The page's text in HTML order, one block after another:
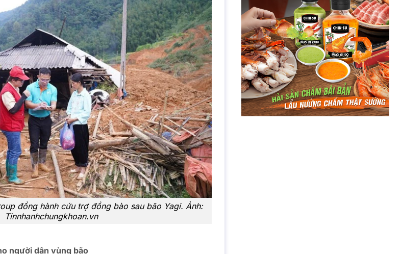
đồng hành cứu trợ đồng bào sau bão Yagi. Ảnh:
Tinnhanhchungkhoan.vn
người dân vùng bão